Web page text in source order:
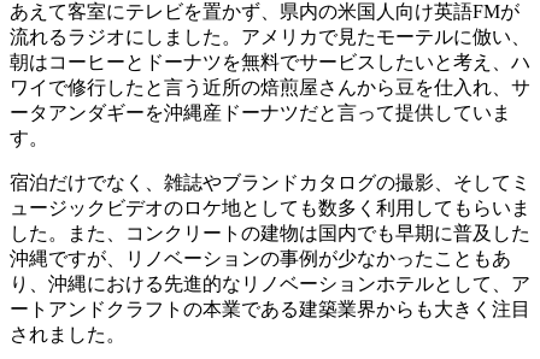
あえて客室にテレビを置かず、県内の米国人向け英語FMが
流れるラジオにしました。アメリカで見たモーテルに倣い、
朝はコーヒーとドーナツを無料でサービスしたいと考え、ハ
ワイで修行したと言う近所の焙煎屋さんから豆を仕入れ、サ
ータアンダギーを沖縄産ドーナツだと言って提供していま
す。
宿泊だけでなく、雑誌やブランドカタログの撮影、そしてミ
ュージックビデオのロケ地としても数多く利用してもらいま
した。また、コンクリートの建物は国内でも早期に普及した
沖縄ですが、リノベーションの事例が少なかったこともあ
り、沖縄における先進的なリノベーションホテルとして、ア
ートアンドクラフトの本業である建築業界からも大きく注目
されました。